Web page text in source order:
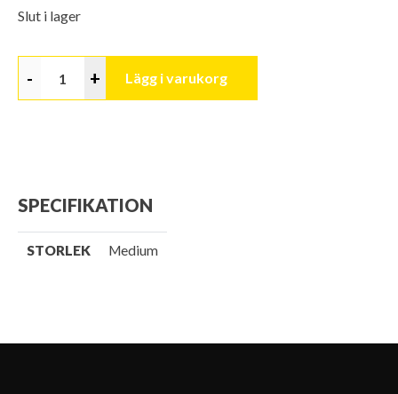
Slut i lager
- + Lägg i varukorg
SPECIFIKATION
STORLEK Medium